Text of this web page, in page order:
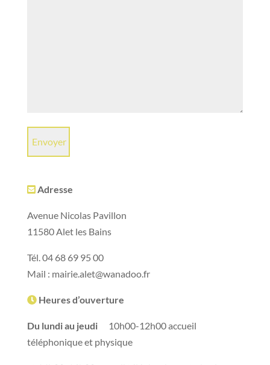
Adresse
Avenue Nicolas Pavillon
11580 Alet les Bains
Tél. 04 68 69 95 00
Mail : mairie.alet@wanadoo.fr
Heures d’ouverture
Du lundi au jeudi10h00-12h00 accueil
téléphonique et physique